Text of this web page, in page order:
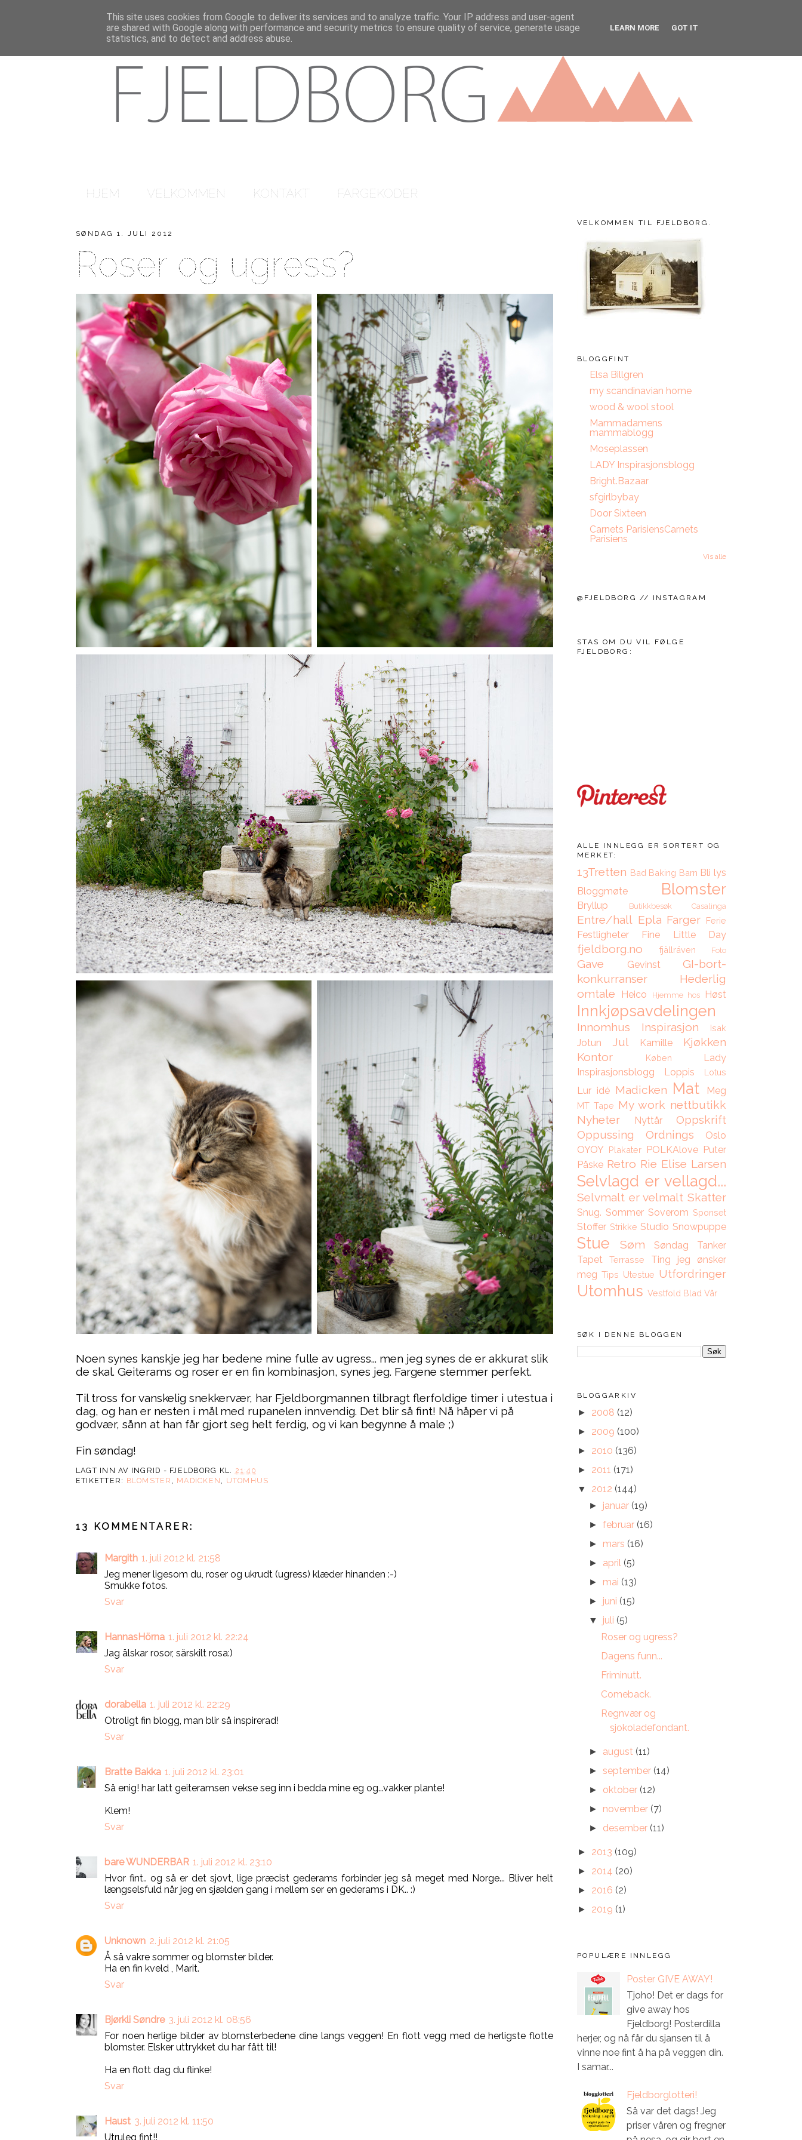
HJEM VELKOMMEN KONTAKT FARGEKODER
SØNDAG 1. JULI 2012
Roser og ugress?
Noen synes kanskje jeg har bedene mine fulle av ugress... men jeg synes de er akkurat slik
de skal. Geiterams og roser er en fin kombinasjon, synes jeg. Fargene stemmer perfekt.
Til tross for vanskelig snekkervær, har Fjeldborgmannen tilbragt flerfoldige timer i utestua i
dag, og han er nesten i mål med rupanelen innvendig. Det blir så fint! Nå håper vi på
godvær, sånn at han får gjort seg helt ferdig, og vi kan begynne å male ;)
Fin søndag!
LAGT INN AV INGRID - FJELDBORG KL. 21:40
ETIKETTER: BLOMSTER , MADICKEN , UTOMHUS
13 KOMMENTARER:
Margith 1. juli 2012 kl. 21:58
Jeg mener ligesom du, roser og ukrudt (ugress) klæder hinanden :-)
Smukke fotos.
Svar
HannasHörna 1. juli 2012 kl. 22:24
Jag älskar rosor, särskilt rosa:)
Svar
dorabella 1. juli 2012 kl. 22:29
Otroligt fin blogg, man blir så inspirerad!
Svar
Bratte Bakka 1. juli 2012 kl. 23:01
Så enig! har latt geiteramsen vekse seg inn i bedda mine eg og...vakker plante!
Klem!
Svar
bare WUNDERBAR 1. juli 2012 kl. 23:10
Hvor fint.. og så er det sjovt, lige præcist gederams forbinder jeg så meget med Norge... Bliver helt
længselsfuld når jeg en sjælden gang i mellem ser en gederams i DK.. :)
Svar
Unknown 2. juli 2012 kl. 21:05
Å så vakre sommer og blomster bilder.
Ha en fin kveld , Marit.
Svar
Bjørkli Søndre 3. juli 2012 kl. 08:56
For noen herlige bilder av blomsterbedene dine langs veggen! En flott vegg med de herligste flotte
blomster. Elsker uttrykket du har fått til!
Ha en flott dag du flinke!
Svar
Haust 3. juli 2012 kl. 11:50
Utruleg fint!!
VELKOMMEN TIL FJELDBORG.
BLOGGFINT
Elsa Billgren
my scandinavian home
wood & wool stool
Mammadamens
mammablogg
Moseplassen
LADY Inspirasjonsblogg
Bright.Bazaar
sfgirlbybay
Door Sixteen
Carnets ParisiensCarnets
Parisiens
Vis alle
@FJELDBORG // INSTAGRAM
STAS OM DU VIL FØLGE
FJELDBORG:
ALLE INNLEGG ER SORTERT OG
MERKET:
13Tretten Bad Baking Barn Bli lys
Bloggmøte
Blomster
Bryllup Butikkbesøk Casalinga
Entre/hall Epla Farger Ferie
Festligheter Fine Little Day
fjeldborg.no fjällräven Foto
Gave Gevinst
GI-bort-
konkurranser
Hederlig
omtale
Heico Hjemme hos Høst
Innkjøpsavdelingen
Innomhus Inspirasjon Isak
Jotun Jul Kamille
Kjøkken
Kontor
Køben
Lady
Inspirasjonsblogg
Loppis Lotus
Lur idé Madicken Mat Meg
MT Tape My work nettbutikk
Nyheter
Nyttår
Oppskrift
Oppussing
Ordnings
Oslo
OYOY Plakater POLKAlove Puter
Påske Retro Rie Elise Larsen
Selvlagd er vellagd...
Selvmalt er velmalt Skatter
Snug. Sommer Soverom Sponset
Stoffer Strikke Studio Snowpuppe
Stue Søm Søndag
Tanker
Tapet
Terrasse
Ting jeg ønsker
meg Tips Utestue Utfordringer
Utomhus Vestfold Blad Vår
SØK I DENNE BLOGGEN
BLOGGARKIV
► 2008 (12)
► 2009 (100)
► 2010 (136)
► 2011 (171)
▼ 2012 (144)
► januar (19)
►februar (16)
► mars (16)
► april (5)
► mai (13)
► juni (15)
▼ juli (5)
Roser og ugress?
Dagens funn...
Friminutt.
Comeback.
Regnvær og
sjokoladefondant.
► august (11)
►september (14)
► oktober (12)
► november (7)
► desember (11)
► 2013 (109)
► 2014 (20)
► 2016 (2)
► 2019 (1)
POPULÆRE INNLEGG
Poster GIVE AWAY!
Tjoho! Det er dags for
give away hos
Fjeldborg! Posterdilla
herjer, og nå får du sjansen til å
vinne noe fint å ha på veggen din.
I samar...
Fjeldborglotteri!
Så var det dags! Jeg
priser våren og fregner
This site uses cookies from Google to deliver its services and to analyze traffic. Your IP address and user-agent
are shared with Google along with performance and security metrics to ensure quality of service, generate usage
statistics, and to detect and address abuse.
LEARN MORE GOT IT